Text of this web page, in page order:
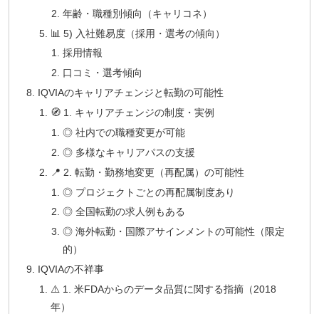
年齢・職種別傾向（キャリコネ）
📊 5) 入社難易度（採用・選考の傾向）
採用情報
口コミ・選考傾向
IQVIAのキャリアチェンジと転勤の可能性
🧭 1. キャリアチェンジの制度・実例
◎ 社内での職種変更が可能
◎ 多様なキャリアパスの支援
📍 2. 転勤・勤務地変更（再配属）の可能性
◎ プロジェクトごとの再配属制度あり
◎ 全国転勤の求人例もある
◎ 海外転勤・国際アサインメントの可能性（限定
的）
IQVIAの不祥事
⚠️ 1. 米FDAからのデータ品質に関する指摘（2018
年）